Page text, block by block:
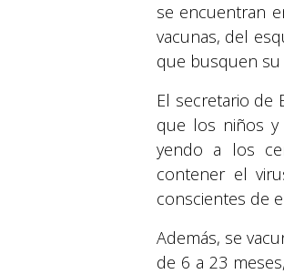
se encuentran
vacunas, del
que busquen su
El secretario de
que los niños y
yendo a los
contener el
conscientes de
Además, se
de 6 a 23